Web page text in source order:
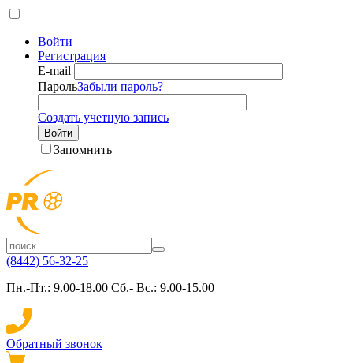
Войти
Регистрация
E-mail
ПарольЗабыли пароль?
Создать учетную запись
Войти
Запомнить
(8442) 56-32-25
Пн.-Пт.: 9.00-18.00 Сб.- Вс.: 9.00-15.00
Обратный звонок